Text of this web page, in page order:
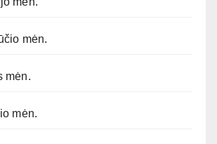
mėn.
mėn.
mėn.